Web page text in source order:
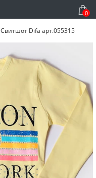
0
Свитшот Difa арт.055315